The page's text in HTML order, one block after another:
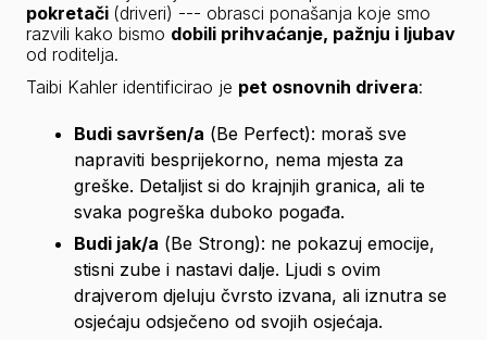
pokretači (driveri) --- obrasci ponašanja koje smo
razvili kako bismo dobili prihvaćanje, pažnju i ljubav
od roditelja.
Taibi Kahler identificirao je pet osnovnih drivera:
Budi savršen/a (Be Perfect): moraš sve
napraviti besprijekorno, nema mjesta za
greške. Detaljist si do krajnjih granica, ali te
svaka pogreška duboko pogađa.
Budi jak/a (Be Strong): ne pokazuj emocije,
stisni zube i nastavi dalje. Ljudi s ovim
drajverom djeluju čvrsto izvana, ali iznutra se
osjećaju odsječeno od svojih osjećaja.